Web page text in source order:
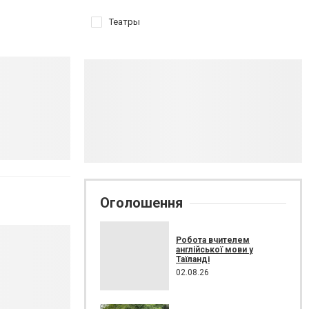
Театры
Оголошення
Робота вчителем
англійської мови у
Таїланді
02.08.26